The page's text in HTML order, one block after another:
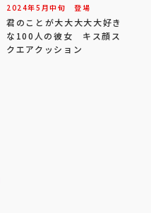
2024年5 月中旬 登場
君のことが大大大大大好き
な100人の彼女 キス顔ス
クエアクッション